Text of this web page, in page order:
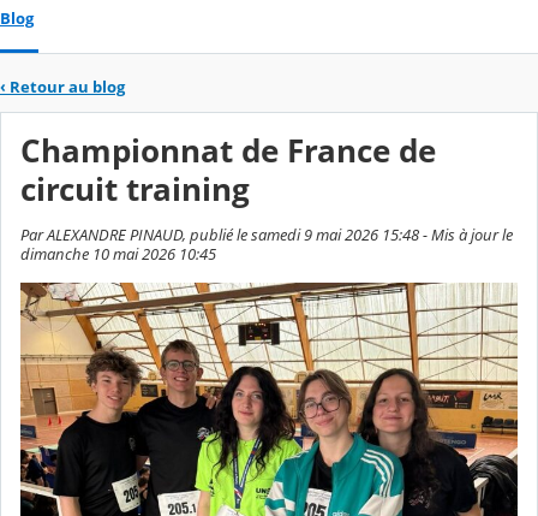
Blog
‹ Retour au blog
Championnat de France de
circuit training
Par ALEXANDRE PINAUD, publié le samedi 9 mai 2026 15:48 - Mis à jour le
dimanche 10 mai 2026 10:45